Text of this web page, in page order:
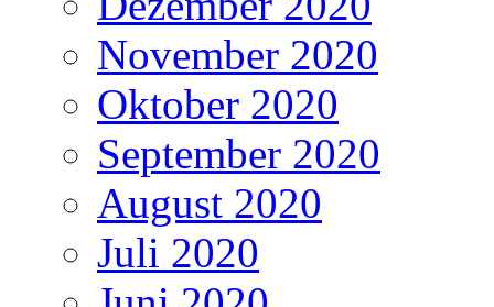
November 2020
Oktober 2020
September 2020
August 2020
Juli 2020